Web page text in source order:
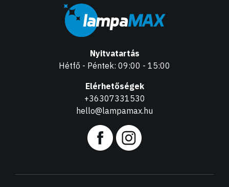
Nyitvatartás
Hétfő - Péntek: 09:00 - 15:00
Elérhetőségek
+36307331530
hello@lampamax.hu